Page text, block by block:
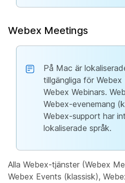
Webex Meetings
På Mac är
tillgängliga för
Webex Webinars.
Webex-evenemang
Webex-support har
lokaliserade språk.
Alla Webex-tjänster (Webex
Webex Events (klassisk),